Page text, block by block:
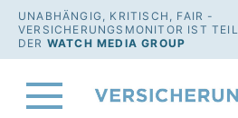
UNABHÄNGIG, KRITISCH, FAIR -
VERSICHERUNGSMONITOR IST TEIL
DER WATCH MEDIA GROUP